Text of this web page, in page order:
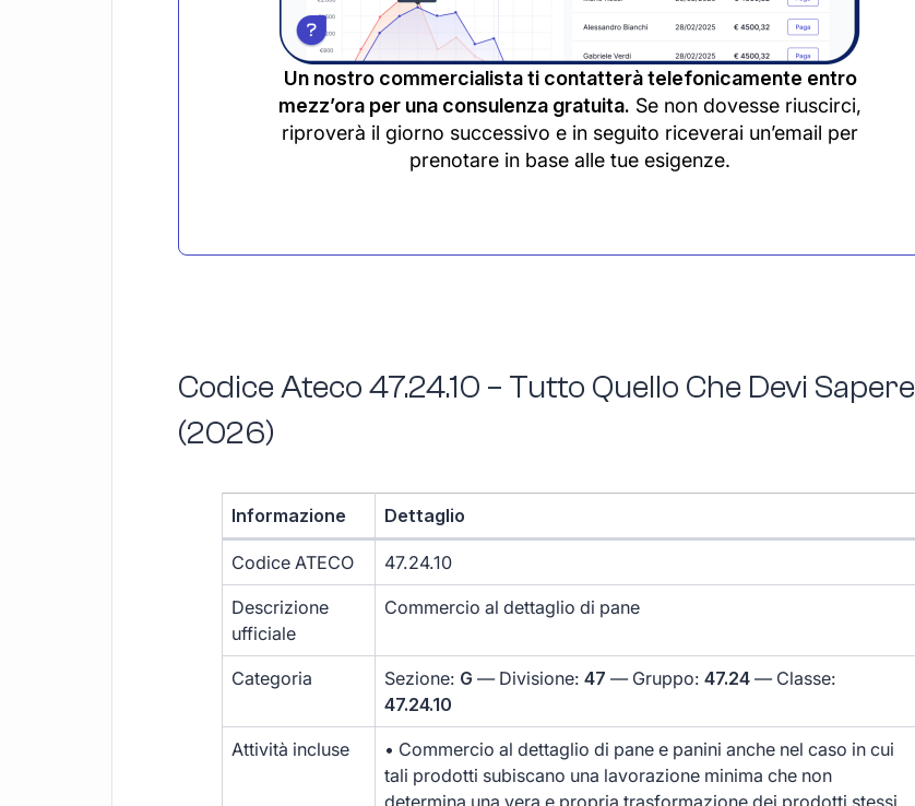
Un nostro commercialista ti contatterà telefonicamente entro
mezz’ora per una consulenza gratuita. Se non dovesse riuscirci,
riproverà il giorno successivo e in seguito riceverai un’email per
prenotare in base alle tue esigenze.
Codice Ateco 47.24.10 – Tutto Quello Che Devi Sapere
(2026)
Informazione Dettaglio
Codice ATECO 47.24.10
Descrizione
ufficiale
Commercio al dettaglio di pane
Categoria Sezione: G — Divisione:47 — Gruppo:47.24 — Classe:
47.24.10
Attività incluse
• Commercio al dettaglio di pane e panini anche nel caso in cui
tali prodotti subiscano una lavorazione minima che non